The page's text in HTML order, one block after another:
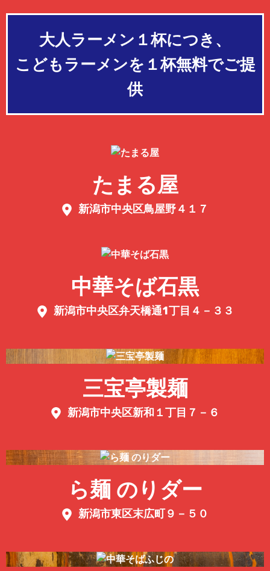
大人ラーメン１杯につき、
こどもラーメンを１杯無料でご提
供
たまる屋
新潟市中央区鳥屋野４１７
中華そば石黒
新潟市中央区弁天橋通1丁目４－３３
三宝亭製麺
新潟市中央区新和１丁目７－６
ら麺 のりダー
新潟市東区末広町９－５０